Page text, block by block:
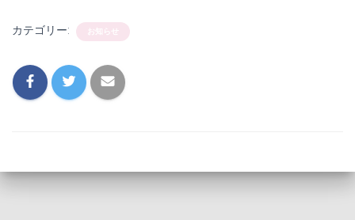
カテゴリー: お知らせ